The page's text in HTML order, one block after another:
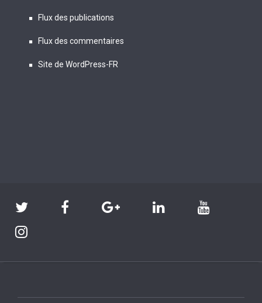
Flux des publications
Flux des commentaires
Site de WordPress-FR